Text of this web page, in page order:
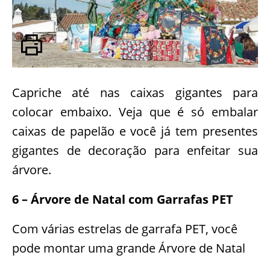
Capriche até nas caixas gigantes para
colocar embaixo. Veja que é só embalar
caixas de papelão e você já tem presentes
gigantes de decoração para enfeitar sua
árvore.
6 – Árvore de Natal com Garrafas PET
Com várias estrelas de garrafa PET, você
pode montar uma grande Árvore de Natal